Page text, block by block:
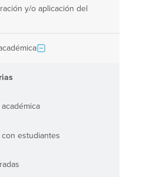
y/o aplicación del
estudiantes